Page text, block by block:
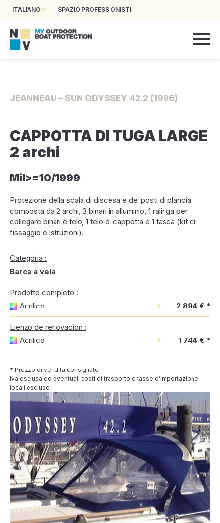
ITALIANO SPAZIO PROFESSIONISTI
JEANNEAU – SUN ODYSSEY 42.2 (1996)
CAPPOTTA DI TUGA LARGE
2 archi
Mil>=10/1999
Protezione della scala di discesa e dei posti di plancia
composta da 2 archi, 3 binari in alluminio, 1 ralinga per
collegare binari e telo, 1 telo di cappotta e 1 tasca (kit di
fissaggio e istruzioni).
Categoria :
Barca a vela
Prodotto completo :
Acrilico
2 894 € *
Lienzo de renovacion :
Acrilico
1 744 € *
* Prezzo di vendita consigliato
Iva esclusa ed eventuali costi di trasporto e tasse d’importazione
locali escluse